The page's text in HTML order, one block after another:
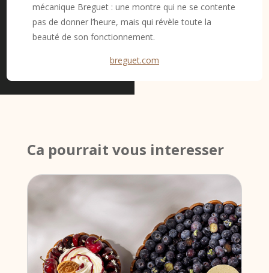
mécanique Breguet : une montre qui ne se contente
pas de donner l’heure, mais qui révèle toute la
beauté de son fonctionnement.
breguet.com
Ca pourrait vous interesser